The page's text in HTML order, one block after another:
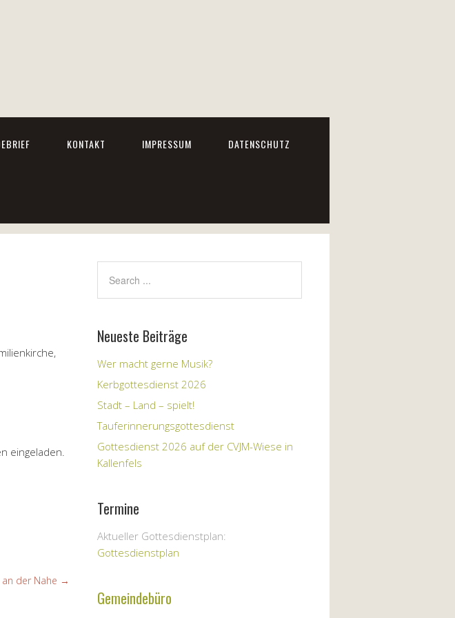
KONTAKT IMPRESSUM DATENSCHUTZ
eingeladen.
der Nahe →
Neueste Beiträge
Wer macht gerne Musik?
Kerbgottesdienst 2026
Stadt – Land – spielt!
Tauferinnerungsgottesdienst
Gottesdienst 2026 auf der CVJM-Wiese in
Kallenfels
Termine
Aktueller Gottesdienstplan:
Gottesdienstplan
Gemeindebüro